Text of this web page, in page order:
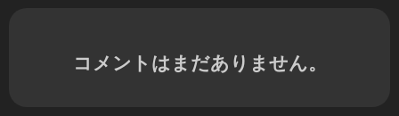
コメントはまだありません。